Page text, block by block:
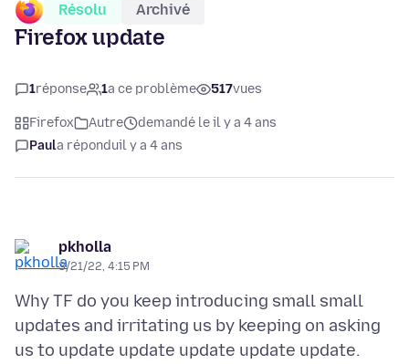
Résolu Archivé
Firefox update
1réponse 1a ce problème 517vues
Firefox Autre
demandé le il y a 4 ans
Paula réponduil y a 4 ans
pkholla
3/21/22, 4:15 PM
Why TF do you keep introducing small small
updates and irritating us by keeping on asking
us to update update update update update.